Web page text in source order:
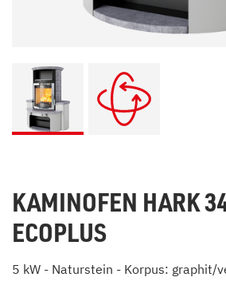
KAMINOFEN HARK
ECOPLUS
5 kW - Naturstein - Korpus: graphit/